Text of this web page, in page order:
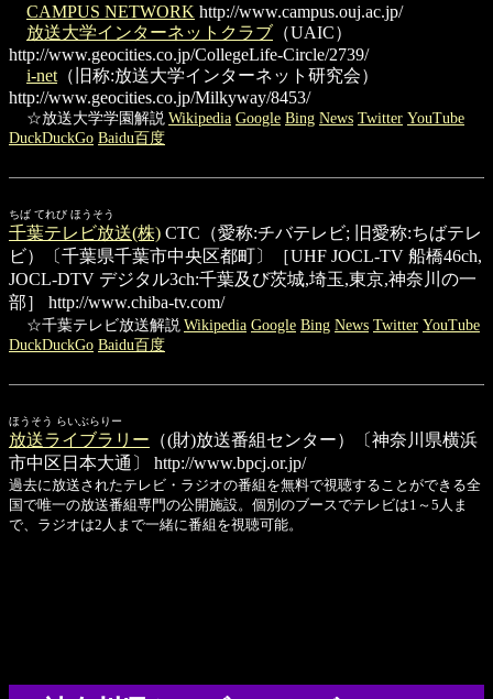
CAMPUS NETWORK http://www.campus.ouj.ac.jp/
放送大学インターネットクラブ （UAIC）
http://www.geocities.co.jp/CollegeLife-Circle/2739/
i-net （旧称:放送大学インターネット研究会）
http://www.geocities.co.jp/Milkyway/8453/
☆放送大学学園解説 Wikipedia Google Bing News Twitter YouTube
DuckDuckGo Baidu百度
ちば てれび ほうそう
千葉テレビ放送(株) CTC（愛称:チバテレビ; 旧愛称:ちばテレ
ビ）〔千葉県千葉市中央区都町〕［UHF JOCL-TV 船橋46ch,
JOCL-DTV デジタル3ch:千葉及び茨城,埼玉,東京,神奈川の一
部］
http://www.chiba-tv.com/
☆千葉テレビ放送解説 Wikipedia Google Bing News Twitter YouTube
DuckDuckGo Baidu百度
ほうそう らいぶらりー
放送ライブラリー （(財)放送番組センター）〔神奈川県横浜
市中区日本大通〕
http://www.bpcj.or.jp/
過去に放送されたテレビ・ラジオの番組を無料で視聴することができる全
国で唯一の放送番組専門の公開施設。個別のブースでテレビは1～5人ま
で、ラジオは2人まで一緒に番組を視聴可能。